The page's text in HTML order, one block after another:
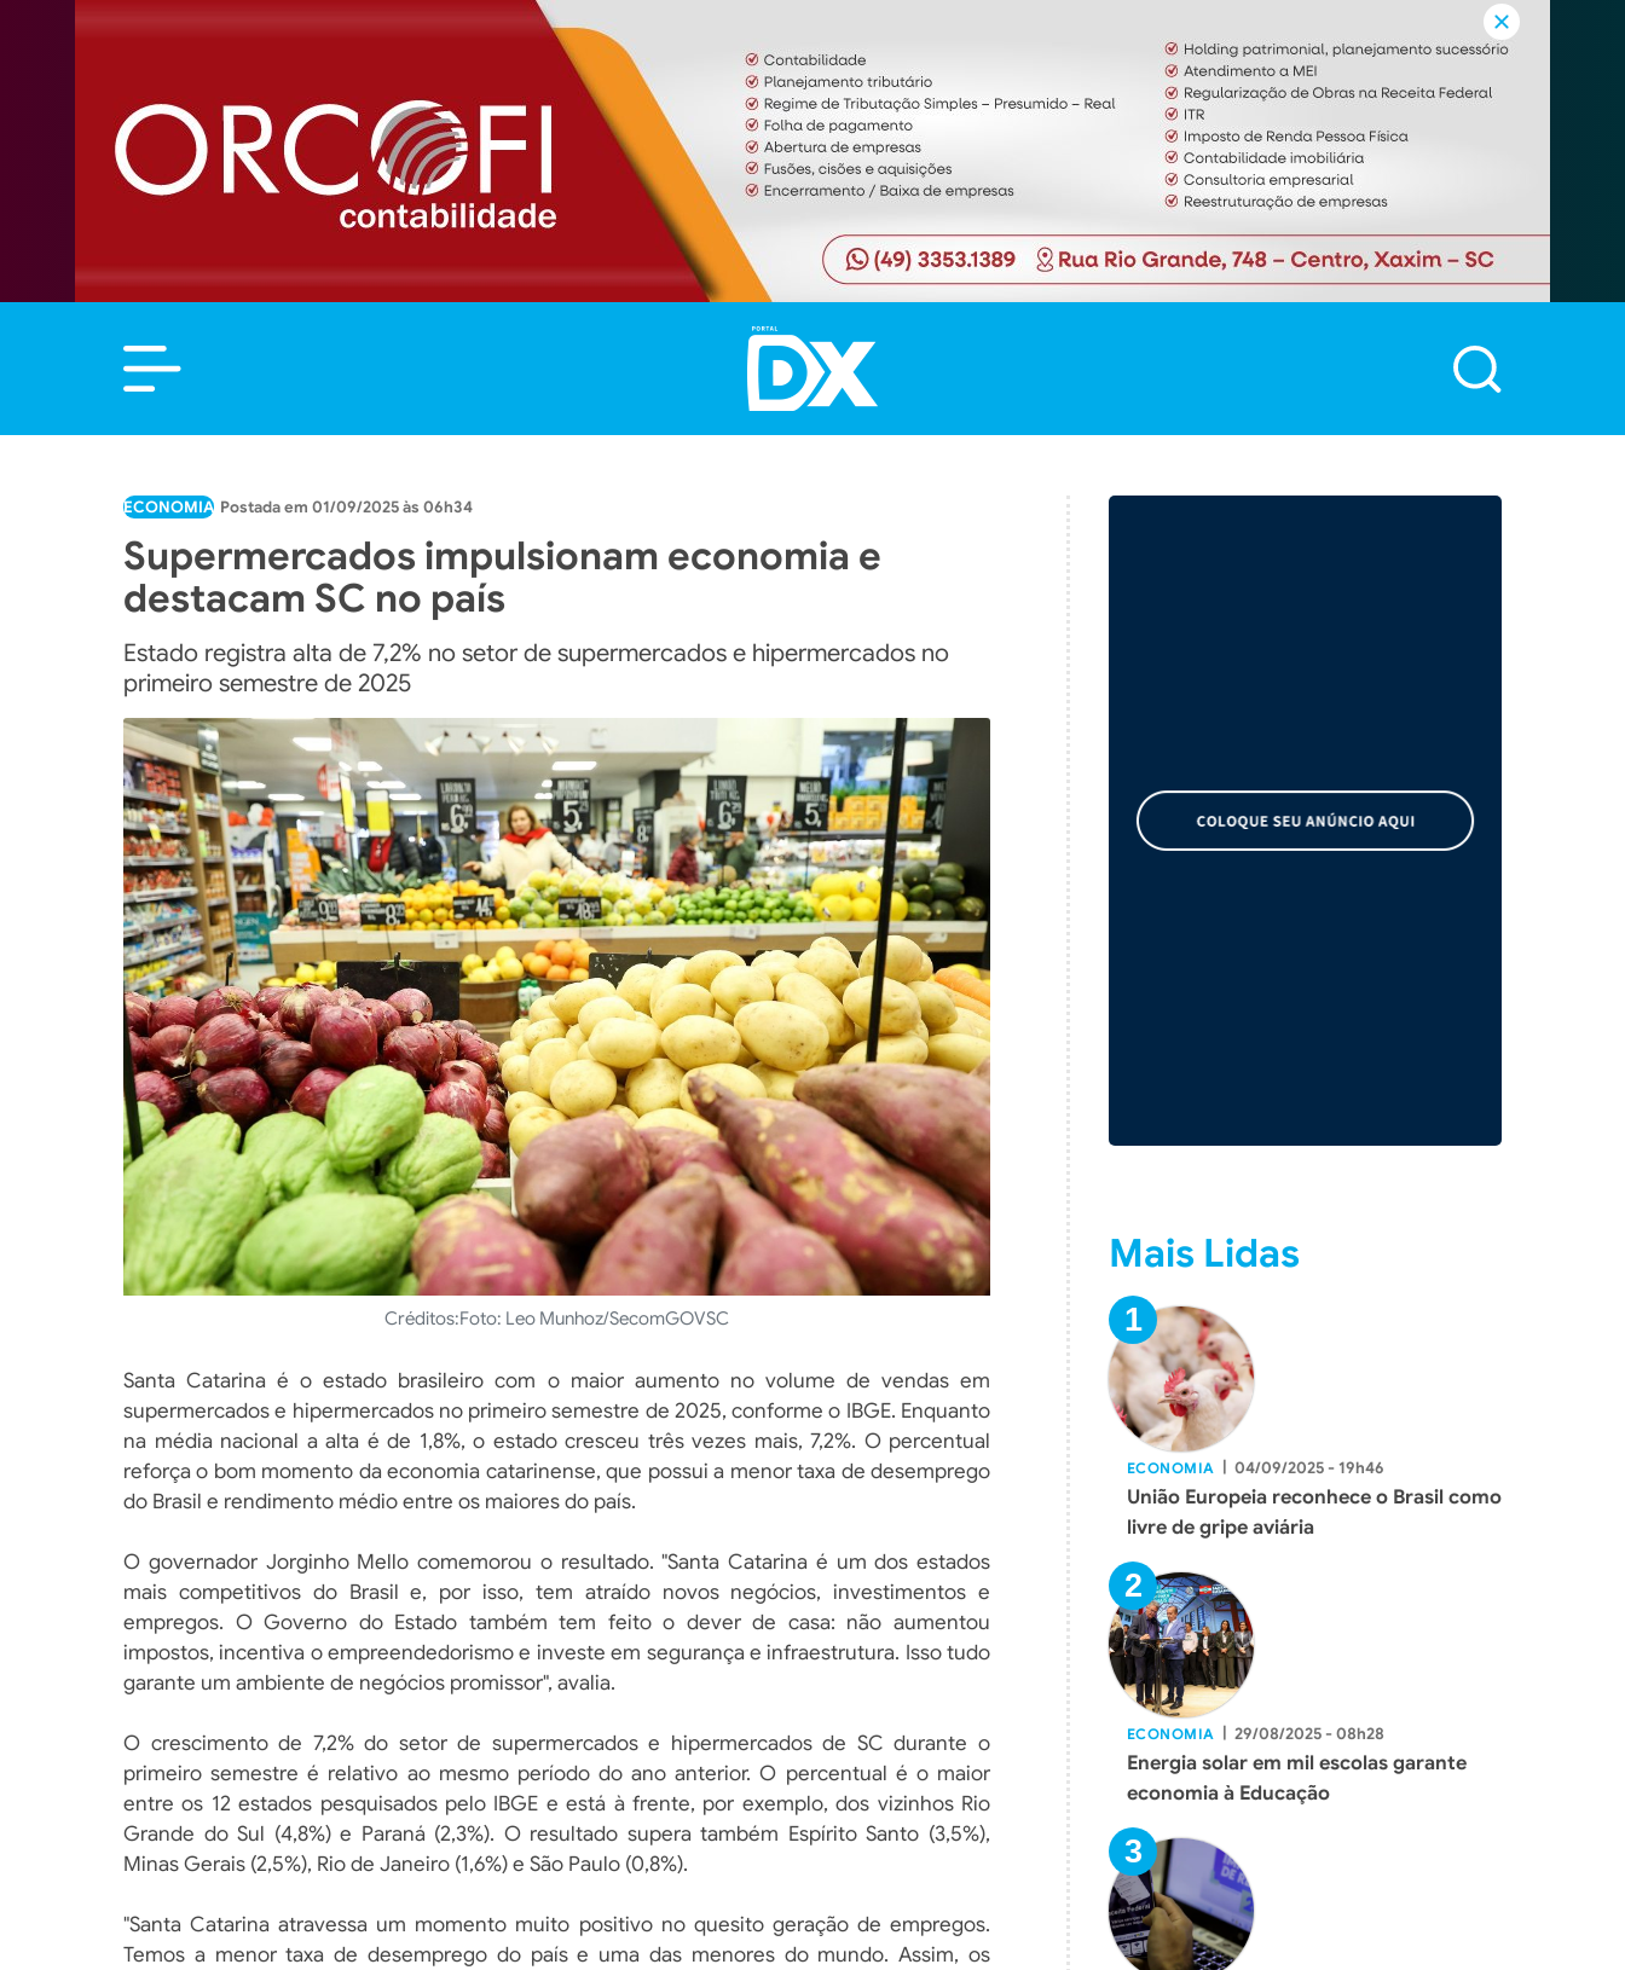
ECONOMIA 01/09/2025 às 06h34
Supermercados impulsionam economia e
destacam SC no país
Estado registra alta de 7,2% no setor de supermercados e hipermercados no
primeiro semestre de 2025
Créditos:Foto: Leo Munhoz/SecomGOVSC
Santa Catarina é o estado brasileiro com o maior aumento no volume de vendas em
supermercados e hipermercados no primeiro semestre de 2025, conforme o IBGE. Enquanto
na média nacional a alta é de 1,8%, o estado cresceu três vezes mais, 7,2%. O percentual
reforça o bom momento da economia catarinense, que possui a menor taxa de desemprego
do Brasil e rendimento médio entre os maiores do país.
O governador Jorginho Mello comemorou o resultado. "Santa Catarina é um dos estados
mais competitivos do Brasil e, por isso, tem atraído novos negócios, investimentos e
empregos. O Governo do Estado também tem feito o dever de casa: não aumentou
impostos, incentiva o empreendedorismo e investe em segurança e infraestrutura. Isso tudo
garante um ambiente de negócios promissor", avalia.
O crescimento de 7,2% do setor de supermercados e hipermercados de SC durante o
primeiro semestre é relativo ao mesmo período do ano anterior. O percentual é o maior
entre os 12 estados pesquisados pelo IBGE e está à frente, por exemplo, dos vizinhos Rio
Grande do Sul (4,8%) e Paraná (2,3%). O resultado supera também Espírito Santo (3,5%),
Minas Gerais (2,5%), Rio de Janeiro (1,6%) e São Paulo (0,8%).
"Santa Catarina atravessa um momento muito positivo no quesito geração de empregos.
Temos a menor taxa de desemprego do país e uma das menores do mundo. Assim, os
Mais Lidas
ECONOMIA | 04/09/2025 - 19h46
União Europeia reconhece o Brasil como
livre de gripe aviária
ECONOMIA | 29/08/2025 - 08h28
Energia solar em mil escolas garante
economia à Educação